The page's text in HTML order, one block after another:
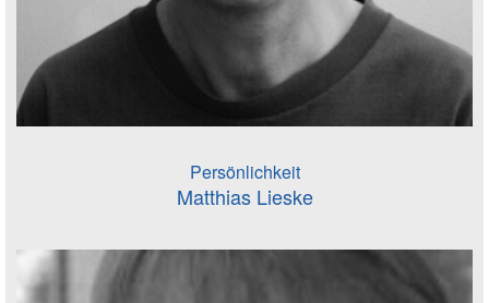
Persönlichkeit
Matthias Lieske